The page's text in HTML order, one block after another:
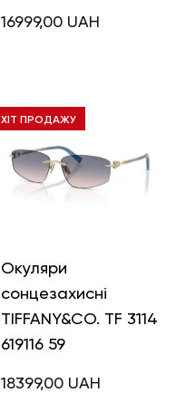
16999,00 UAH
ХІТ ПРОДАЖУ
Окуляри
сонцезахисні
TIFFANY&CO. TF 3114
619116 59
18399,00 UAH